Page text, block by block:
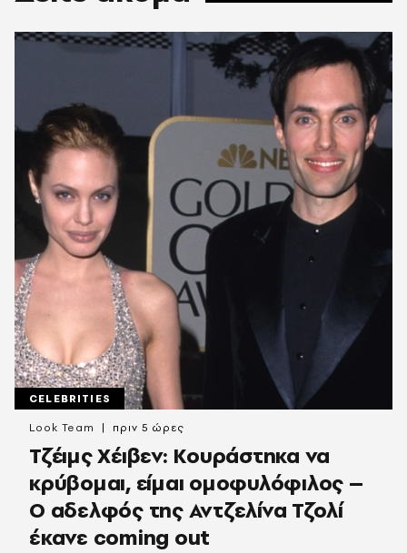
CELEBRITIES
Τζέιμς Χέιβεν: Κουράστηκα να
κρύβομαι, είμαι ομοφυλόφιλος –
Ο αδελφός της Αντζελίνα Τζολί
έκανε coming out
Look Team πριν 5 ώρες